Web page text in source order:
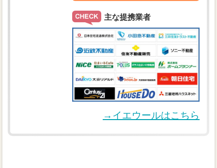
主な提携業者
→イエウールはこちら